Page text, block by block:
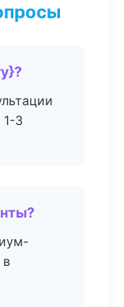
1-3
в